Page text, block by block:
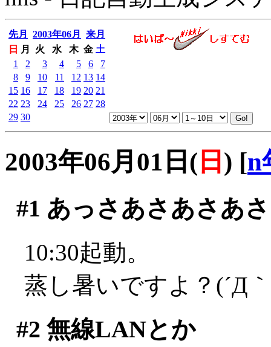
先月 2003年06月
来月
日
月 火 水 木 金 土
1
2 3 4 5 6
7
8
9 10 11 12 13 14
15 16 17 18 19 20 21
22 23 24 25 26 27 28
29 30
2003年06月01日( 日 ) [n
#1 あっさあさあさあ
10:30起動。
蒸し暑いですよ？(´Д
#2 無線LANとか